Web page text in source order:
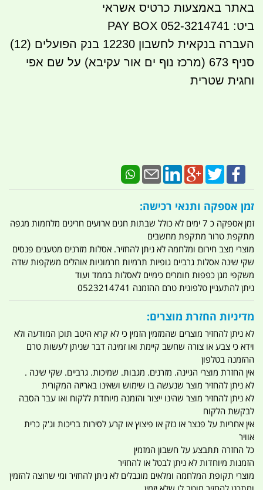
באתר באמצעות כרטיס אשראי
ביט: 052-3214741 PAY BOX
העברה בנקאית לחשבון 12230 בנק הפועלים (12)
סניף 673 (מרכז נוף ים אור עקיבא) על שם אפי
וחגית שטרית
זמן אספקה ותנאי רכישה:
זמן אספקה כ 7 ימים לא כולל שבתות חגים ארועים חריגים מלחמות מגפה
מתקפת טרור מתקפת מחשבים
מוצרי מצב חירום ומלחמה לא ניתן להחזיר. אסלות מזרנים מטענים פנסים
שקי שינה אסלות גרביים גופיות תרמיות חרמוניות אוהלים משקפות שדה
משקפי מגן כפפות חומרים כימיים לאסלות בממד ועוד
ניתן להתעניין טלפונית טרם ההזמנה 0523214741
מדיניות החזרת מוצרים:
לא ניתן להחזיר מוצרים שהמזמין הזמין כי לא קרא היטב תוכן המודעה ולא
וידא כי צבע או צורה שחשב קיימת ואו זמינה דבר שניתן לעשות טרם
ההזמנה בטלפון
אין החזרת מוצרי הגיינה. מזרנים. מגבות. שמיכות. גרביים. שקי שינה .
לא ניתן להחזיר מוצר שנעשה בו שימוש ושאינו באריזה המקורית
לא ניתן להחזיר מוצר שהינו ייצור והזמנה מיוחדת ללקוח ואו עבר הסבה
לבקשת הלקוח
אין אחריות על פנצר או נזק או פיצוץ או קרע לסירות בריכות וג'ק כרית
אוויר
כל החזרה תתבצע על חשבון המזמין
הזמנות מיוחדות לא ניתן לבטל או להחזיר
מוצרי תקופת המלחמה ומלאים מוגבלים לא ניתן להחזיר ומי שרוצה להזמין